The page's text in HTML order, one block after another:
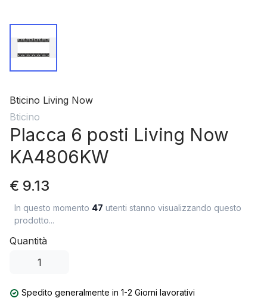
Bticino Living Now
Bticino
Placca 6 posti Living Now
KA4806KW
€ 9.13
In questo momento 47 utenti stanno visualizzando questo
prodotto...
Quantità
Spedito generalmente in 1-2 Giorni lavorativi